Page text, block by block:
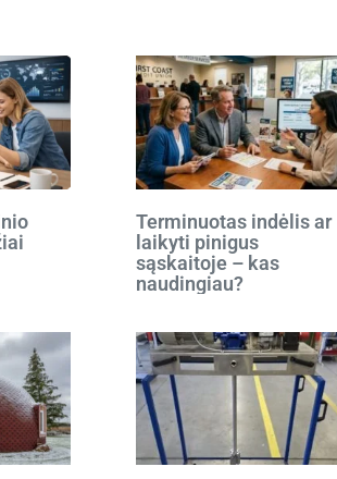
Terminuotas indėlis ar
laikyti pinigus
sąskaitoje – kas
naudingiau?